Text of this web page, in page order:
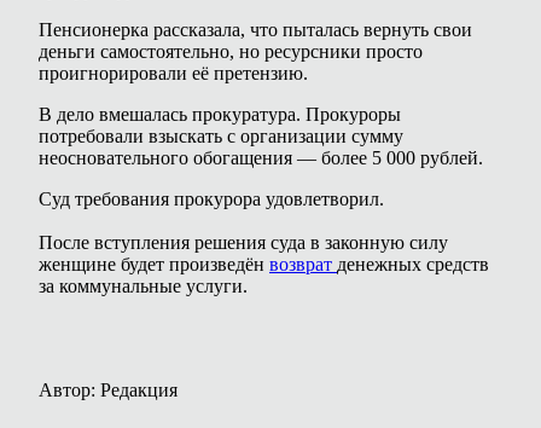
Пенсионерка рассказала, что пыталась вернуть свои
деньги самостоятельно, но ресурсники просто
проигнорировали её претензию.
В дело вмешалась прокуратура. Прокуроры
потребовали взыскать с организации сумму
неосновательного обогащения — более 5 000 рублей.
Суд требования прокурора удовлетворил.
После вступления решения суда в законную силу
женщине будет произведён возврат денежных средств
за коммунальные услуги.
Автор: Редакция